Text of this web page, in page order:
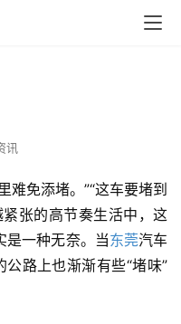
讯
难免添堵。”“这车要堵到
张的高节奏生活中，这
是一种无奈。当东莞汽车
路上也渐渐有些“堵味”